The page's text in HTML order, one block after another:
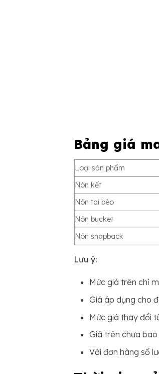
Bảng giá
Loại sản phẩm
Nón kết
Nón tai bèo
Nón bucket
Nón snapback
Lưu ý:
Mức giá trên chỉ
Giá áp dụng cho
Mức giá thay đổi
Giá trên chưa bao
Với đơn hàng số